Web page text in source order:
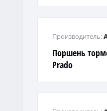
Поршень
Prado
Производитель: